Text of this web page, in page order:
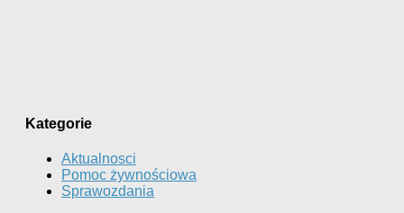
Kategorie
Aktualnosci
Pomoc żywnościowa
Sprawozdania